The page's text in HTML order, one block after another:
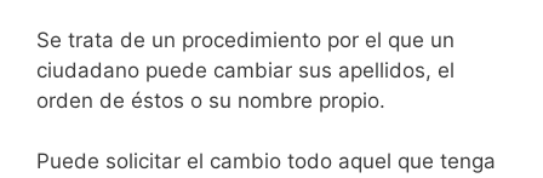
Se trata de un procedimiento por el que un
ciudadano puede cambiar sus apellidos, el
orden de éstos o su nombre propio.
Puede solicitar el cambio todo aquel que tenga